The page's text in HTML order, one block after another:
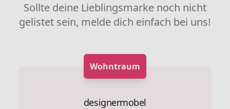
Sollte deine Lieblingsmarke noch nicht
gelistet sein, melde dich einfach bei uns!
Wohntraum
designermobel